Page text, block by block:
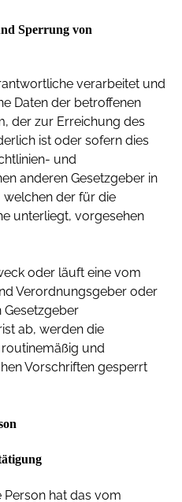
Sperrung von
verarbeitet und
Daten der betroffenen
der zur Erreichung des
ist oder sofern dies
und
anderen Gesetzgeber in
welchen der für die
unterliegt, vorgesehen
oder läuft eine vom
Verordnungsgeber oder
Gesetzgeber
ab, werden die
und
Vorschriften gesperrt
hat das vom